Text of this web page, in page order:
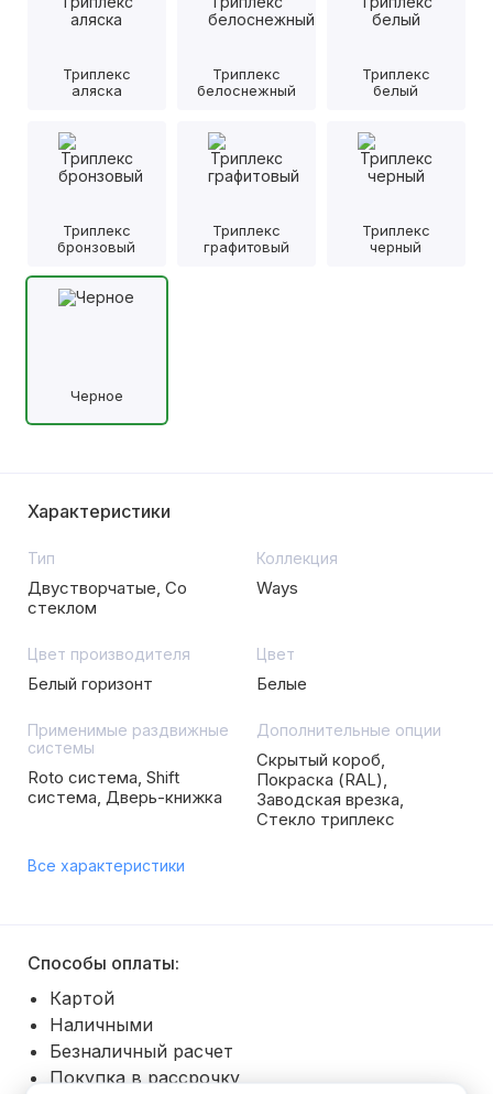
Триплекс
аляска
Триплекс
белоснежный
Триплекс
белый
Триплекс
бронзовый
Триплекс
графитовый
Триплекс
черный
Черное
Характеристики
Тип
Двустворчатые, Со
стеклом
Коллекция
Ways
Цвет производителя
Белый горизонт
Цвет
Белые
Применимые раздвижные
системы
Roto система, Shift
система, Дверь-книжка
Дополнительные опции
Скрытый короб,
Покраска (RAL),
Заводская врезка,
Стекло триплекс
Все характеристики
Способы оплаты:
Картой
Наличными
Безналичный расчет
Покупка в рассрочку